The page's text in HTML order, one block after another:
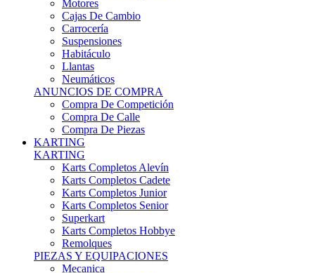
Motores
Cajas De Cambio
Carrocería
Suspensiones
Habitáculo
Llantas
Neumáticos
ANUNCIOS DE COMPRA
Compra De Competición
Compra De Calle
Compra De Piezas
KARTING
KARTING
Karts Completos Alevín
Karts Completos Cadete
Karts Completos Junior
Karts Completos Senior
Superkart
Karts Completos Hobbye
Remolques
PIEZAS Y EQUIPACIONES
Mecanica